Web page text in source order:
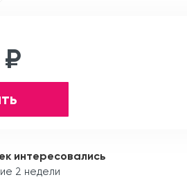
интересовались
2 недели